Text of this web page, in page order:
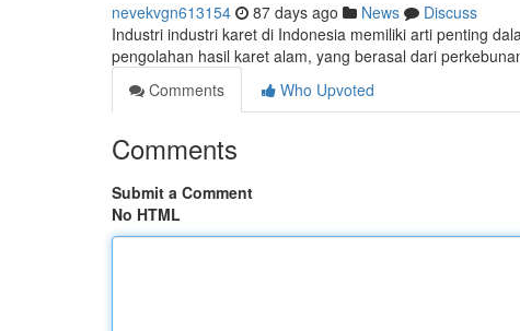
nevekvgn613154 87 days ago News
Discuss
Industri industri karet di Indonesia memiliki arti penting
pengolahan hasil karet alam, yang berasal dari
Comments
Who Upvoted
Comments
Submit a Comment
No HTML